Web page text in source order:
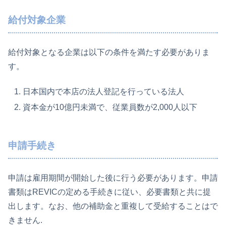
給付対象企業
給付対象となる企業は以下の条件を満たす必要がありま
す。
日本国内で本店の法人登記を行っている法人
資本金が10億円未満で、従業員数が2,000人以下
申請手続き
申請は雇用期間が開始した後に行う必要があります。申請
書類はREVICの定める手続きに従い、必要書類と共に提
出します。なお、他の補助金と重複して受給することはで
きません.